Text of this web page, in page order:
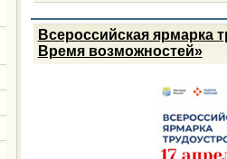
Всероссийская ярмарка
Время возможностей»